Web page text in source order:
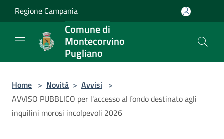
Salta al contenuto principale
Regione Campania
Comune di
Montecorvino
Pugliano
Home > Novità > Avvisi >
AVVISO PUBBLICO per l'accesso al fondo destinato agli
inquilini morosi incolpevoli 2026